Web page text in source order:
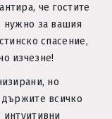
че гостите
нужно за вашия
спасение,
изчезне!
но
всичко